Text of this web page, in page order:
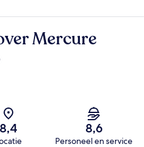
Mercure
8,4 8,6
Personeel en service